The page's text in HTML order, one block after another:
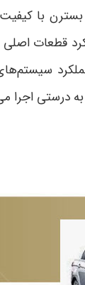
با
اصلی
درستی اجرا